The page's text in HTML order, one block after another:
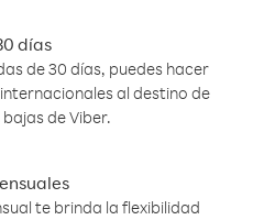
días
de 30 días, puedes hacer
al destino de
de Viber.
te brinda la flexibilidad